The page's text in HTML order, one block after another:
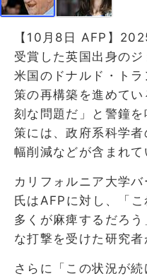
【10月8日 AFP】
受賞した英国出身のジ
米国のドナルド・ト
策の再構築を進めて
刻な問題だ」と警鐘
策には、政府系科学
幅削減などが含まれて
カリフォルニア大学
氏はAFPに対し、「
多くが麻痺するだろ
な打撃を受けた研究者
さらに「この状況が続